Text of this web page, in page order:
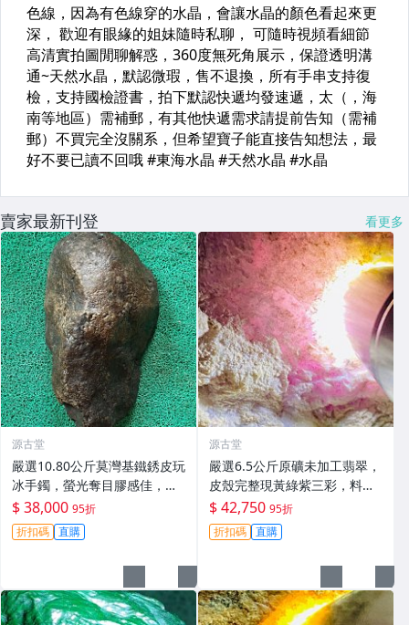
賣家最新刊登 看更多
源古堂
嚴選10.80公斤莫灣基鐵銹皮玩
冰手鐲，螢光奪目膠感佳，收
藏把玩兩相宜 磯石 標本 翡翠
玉石
$ 38,000 95折
折扣碼 直購
源古堂
嚴選6.5公斤原礦未加工翡翠，
皮殼完整現黃綠紫三彩，料質
細膩春色佳，適合把玩與收藏
高級春帶彩手鐲 翡翠 碧玉
$ 42,750 95折
折扣碼 直購